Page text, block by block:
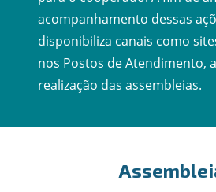
acompanhamento dessas
disponibiliza canais como
nos Postos de Atendimento,
realização das assembleias.